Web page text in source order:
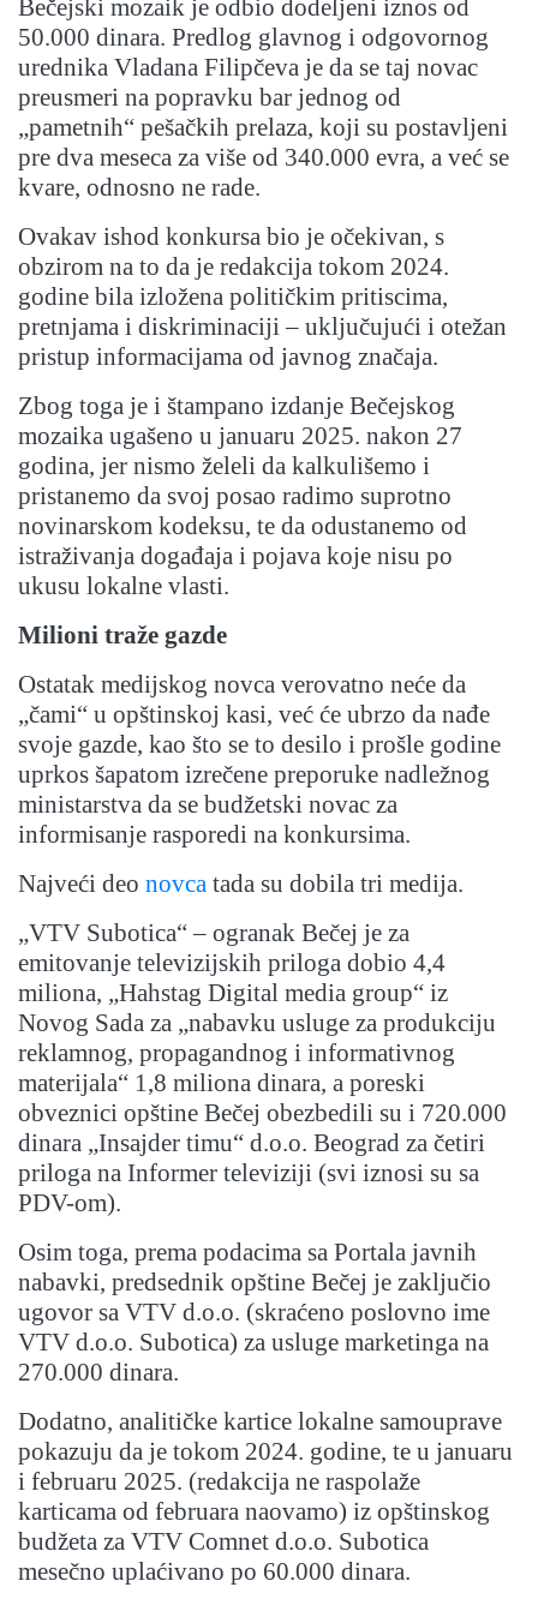
Bečejski mozaik je odbio dodeljeni iznos od
50.000 dinara. Predlog glavnog i odgovornog
urednika Vladana Filipčeva je da se taj novac
preusmeri na popravku bar jednog od
„pametnih“ pešačkih prelaza, koji su postavljeni
pre dva meseca za više od 340.000 evra, a već se
kvare, odnosno ne rade.
Ovakav ishod konkursa bio je očekivan, s
obzirom na to da je redakcija tokom 2024.
godine bila izložena političkim pritiscima,
pretnjama i diskriminaciji – uključujući i otežan
pristup informacijama od javnog značaja.
Zbog toga je i štampano izdanje Bečejskog
mozaika ugašeno u januaru 2025. nakon 27
godina, jer nismo želeli da kalkulišemo i
pristanemo da svoj posao radimo suprotno
novinarskom kodeksu, te da odustanemo od
istraživanja događaja i pojava koje nisu po
ukusu lokalne vlasti.
Milioni traže gazde
Ostatak medijskog novca verovatno neće da
„čami“ u opštinskoj kasi, već će ubrzo da nađe
svoje gazde, kao što se to desilo i prošle godine
uprkos šapatom izrečene preporuke nadležnog
ministarstva da se budžetski novac za
informisanje rasporedi na konkursima.
Najveći deo novca tada su dobila tri medija.
„VTV Subotica“ – ogranak Bečej je za
emitovanje televizijskih priloga dobio 4,4
miliona, „Hahstag Digital media group“ iz
Novog Sada za „nabavku usluge za produkciju
reklamnog, propagandnog i informativnog
materijala“ 1,8 miliona dinara, a poreski
obveznici opštine Bečej obezbedili su i 720.000
dinara „Insajder timu“ d.o.o. Beograd za četiri
priloga na Informer televiziji (svi iznosi su sa
PDV-om).
Osim toga, prema podacima sa Portala javnih
nabavki, predsednik opštine Bečej je zaključio
ugovor sa VTV d.o.o. (skraćeno poslovno ime
VTV d.o.o. Subotica) za usluge marketinga na
270.000 dinara.
Dodatno, analitičke kartice lokalne samouprave
pokazuju da je tokom 2024. godine, te u januaru
i februaru 2025. (redakcija ne raspolaže
karticama od februara naovamo) iz opštinskog
budžeta za VTV Comnet d.o.o. Subotica
mesečno uplaćivano po 60.000 dinara.